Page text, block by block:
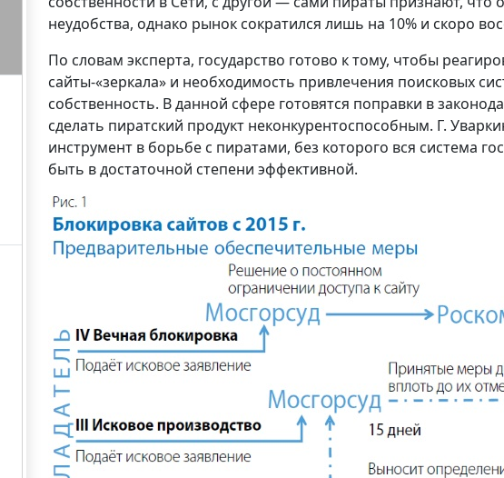
неудобства, однако рынок сократился лишь на 10% и скоро
По словам эксперта, государство готово к тому, чтобы
сайты-«зеркала» и необходимость привлечения поисковых
собственность. В данной сфере готовятся поправки в
сделать пиратский продукт неконкурентоспособным. Г.
инструмент в борьбе с пиратами, без которого вся система
быть в достаточной степени эффективной.